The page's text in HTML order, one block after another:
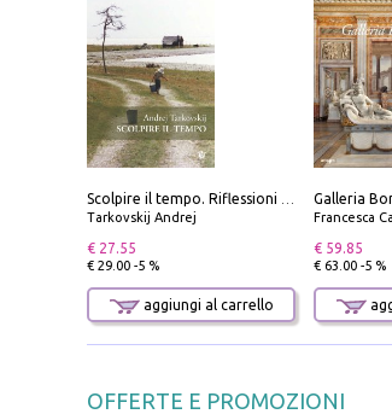
Tarkovskij Andrej
€ 27.55
€ 29.00 -5 %
aggiungi al carrello
Francesca
€ 59.85
€ 63.00 -5 %
OFFERTE E PROMOZIONI